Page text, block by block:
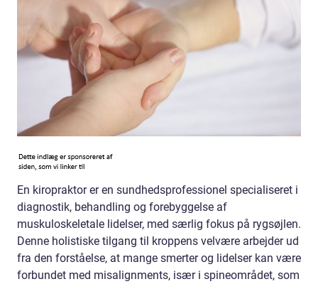
En kiropraktor er en sundhedsprofessionel specialiseret i
diagnostik, behandling og forebyggelse af
muskuloskeletale lidelser, med særlig fokus på rygsøjlen.
Denne holistiske tilgang til kroppens velvære arbejder ud
fra den forståelse, at mange smerter og lidelser kan være
forbundet med misalignments, især i spineområdet, som